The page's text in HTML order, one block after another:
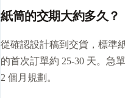
紙筒的交期大約多久？
從確認設計稿到交貨，標準
的首次訂單約 25-30 天。急
2 個月規劃。